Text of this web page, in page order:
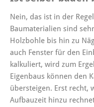
Nein, das ist in der
Baumaterialien sind
Holzbohle bis hin zu
auch Fenster für den
kalkuliert, wird zum
Eigenbaus können den
übersteigen. Erst recht,
Aufbauzeit hinzu